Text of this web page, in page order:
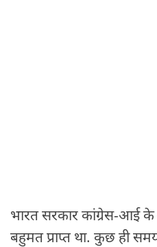
भारत सरकार कांग्रेस-आई
बहुमत प्राप्त था. कुछ ही